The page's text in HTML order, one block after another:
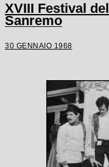
XVIII Festival
Sanremo
30 GENNAIO 1968